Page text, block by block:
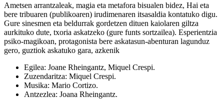
Ametsen arrantzaleak, magia eta metafora bisualen bidez, Hai eta
bere tribuaren (publikoaren) irudimenaren itsasaldia kontatuko digu.
Gure sinesmen eta beldurrak gordetzen dituen kaiolaren giltza
aurkituko dute, txoria askatzeko (gure funts sortzailea). Esperientzia
psiko-magikoan, protagonista bere askatasun-abenturan lagunduz
gero, guztiok askatuko gara, azkenik
Egilea: Joane Rheingantz, Miquel Crespi.
Zuzendaritza: Miquel Crespi.
Musika: Mario Cortizo.
Antzezlea: Joana Rheingantz.